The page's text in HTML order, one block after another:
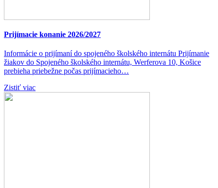
Prijímacie konanie 2026/2027
Informácie o prijímaní do spojeného školského internátu Prijímanie
žiakov do Spojeného školského internátu, Werferova 10, Košice
prebieha priebežne počas prijímacieho…
Zistiť viac